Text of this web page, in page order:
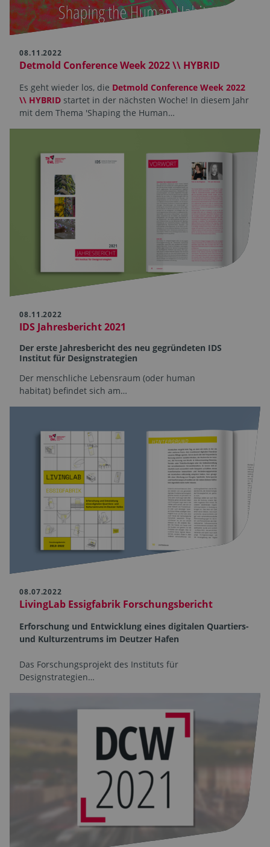
08.11.2022
Detmold Conference Week 2022 \\ HYBRID
Es geht wieder los, die Detmold Conference Week 2022
\\ HYBRID startet in der nächsten Woche! In diesem Jahr
mit dem Thema 'Shaping the Human…
08.11.2022
IDS Jahresbericht 2021
Der erste Jahresbericht des neu gegründeten IDS
Institut für Designstrategien
Der menschliche Lebensraum (oder human
habitat) befindet sich am…
08.07.2022
LivingLab Essigfabrik Forschungsbericht
Erforschung und Entwicklung eines digitalen Quartiers-
und Kulturzentrums im Deutzer Hafen
Das Forschungsprojekt des Instituts für
Designstrategien…